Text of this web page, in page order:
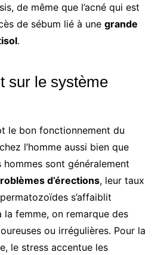
de même que l’acné qui est
de sébum lié à une grande
.
sur le système
le bon fonctionnement du
l’homme aussi bien que
hommes sont généralement
d’érections, leur taux
s’affaiblit
la femme, on remarque des
ou irrégulières. Pour la
le stress accentue les